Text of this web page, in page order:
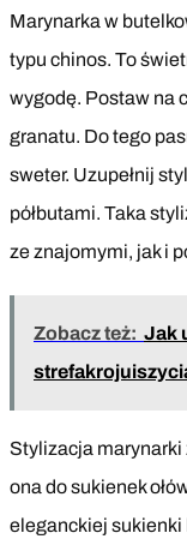
Marynarka w
typu chinos. To
wygodę. Postaw na
granatu. Do tego
sweter. Uzupełnij
półbutami. Taka
ze znajomymi, jak i
Zobacz też: Jak
Stylizacja marynarki
ona do sukienek
eleganckiej sukienki